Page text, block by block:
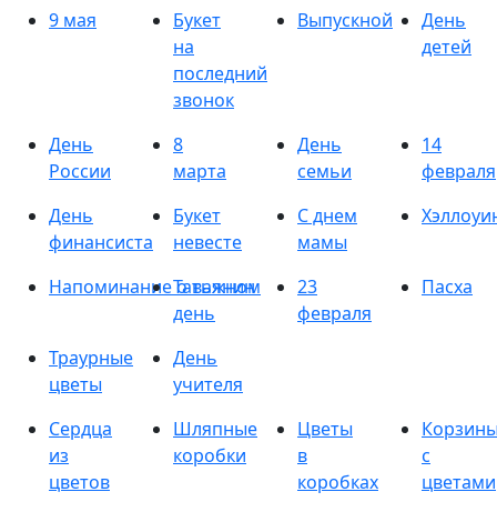
9 мая
Букет
на
последний
звонок
Выпускной
День
детей
День
России
8
марта
День
семьи
14
февраля
День
финансиста
Букет
невесте
С днем
мамы
Напоминание о важном
Татьянин
день
23
февраля
Пасха
Траурные
цветы
День
учителя
Сердца
из
цветов
Шляпные
коробки
Цветы
в
коробках
с
цветами